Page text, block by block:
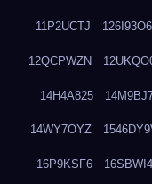
11P2UCTJ 126I93O6
12QCPWZN
14H4A825
14WY7OYZ
16P9KSF6